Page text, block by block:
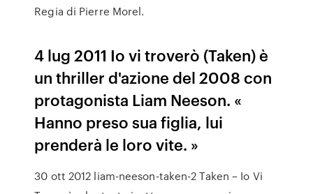
Regia di Pierre Morel.
4 lug 2011 Io vi troverò (Taken) è
un thriller d'azione del 2008 con
protagonista Liam Neeson. «
Hanno preso sua figlia, lui
prenderà le loro vite. »
30 ott 2012 liam-neeson-taken-2 Taken – Io Vi